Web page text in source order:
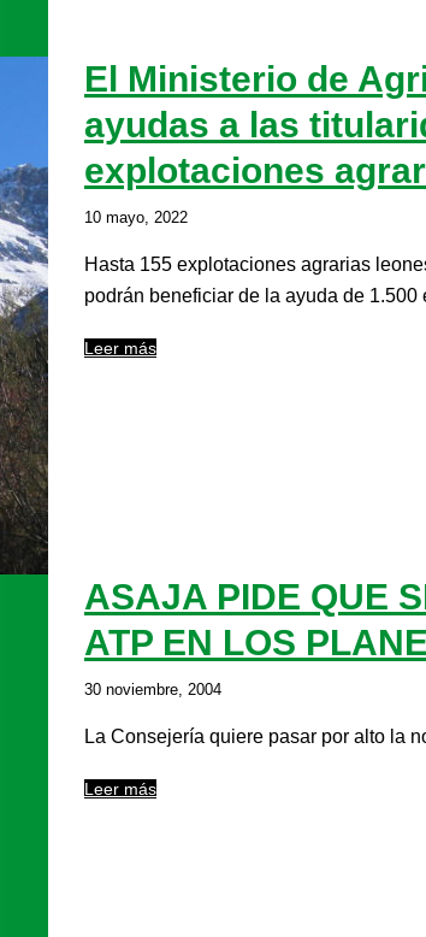
El Ministerio de
ayudas a las
explotaciones
10 mayo, 2022
Hasta 155 explotaciones agrarias
podrán beneficiar de la ayuda de 1.500
Leer más
ASAJA PIDE QUE
ATP EN LOS
30 noviembre, 2004
La Consejería quiere pasar por alto la
Leer más